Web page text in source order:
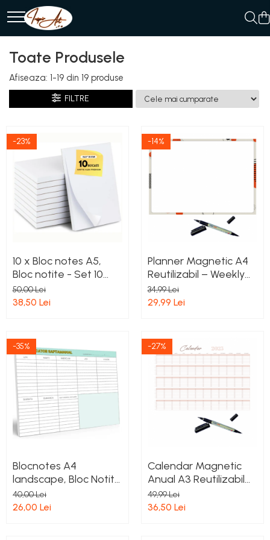
Produse
AGENDE
BLOCNOTES/MEMO PADS/
NOTEPADS
REUTILIZABILE
Toate Produsele
Afiseaza: 1-19 din 19 produse
FILTRE
-23%
10 x Bloc notes A5,
Bloc notite - Set 10
Bucati x 50 File, Hartie
Alba Velina 80 gr,
50,00 Lei
38,50 Lei
-14%
Planner Magnetic A4
Reutilizabil – Weekly
Magnetic Board |
Planificator
34,99 Lei
29,99 Lei
-35%
Blocnotes A4
landscape, Bloc Notite
Planificator
Saptamanal si Zilnic
40,00 Lei
26,00 Lei
-27%
Calendar Magnetic
Anual A3 Reutilizabil
pentru Frigider cu
Marker WhiteBoard
49,99 Lei
36,50 Lei